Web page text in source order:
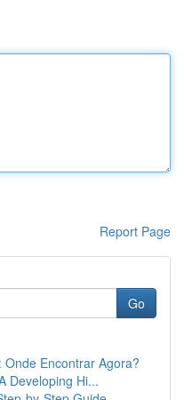
Report Page
Go
Encontrar Agora?
Developing Hi...